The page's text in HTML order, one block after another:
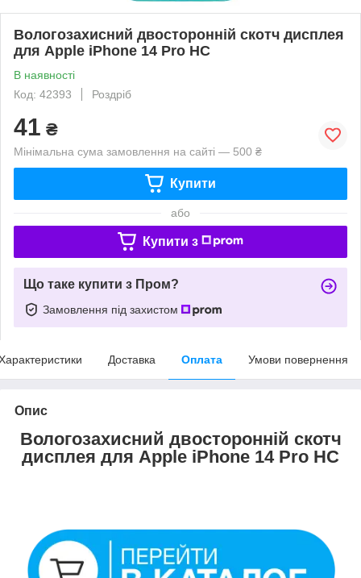
Вологозахисний двосторонній скотч дисплея
для Apple iPhone 14 Pro HC
В наявності
Код: 42393
Роздріб
41 ₴
Мінімальна сума замовлення на сайті — 500 ₴
Купити
або
Купити з
Що таке купити з Пром?
Замовлення під захистом
Доставка Оплата Умови повернення
Опис
Вологозахисний двосторонній скотч
дисплея для Apple iPhone 14 Pro HC